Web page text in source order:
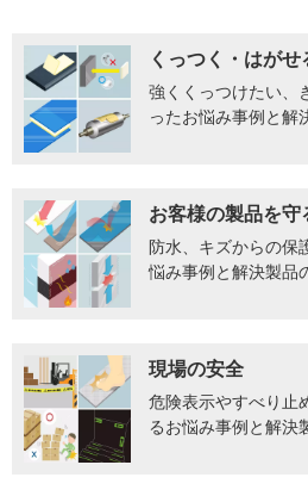
くっつく・はがせ
強くくっつけたい、
ったお悩み事例と解
お客様の製品を守
防水、キズからの保
悩み事例と解決製品
現場の安全
危険表示やすべり止
るお悩み事例と解決